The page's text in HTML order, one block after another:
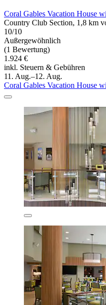
Coral Gables Vacation House
Country Club Section, 1,8 km
10/10
Außergewöhnlich
(1 Bewertung)
1.924 €
inkl. Steuern & Gebühren
11. Aug.–12. Aug.
Coral Gables Vacation House